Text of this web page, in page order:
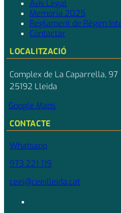
Avís Legal
Memòria 2025
Reglament de Règim
Contactar
LOCALITZACIÓ
Complex de La Caparrella, 97
25192 Lleida
Google Maps
CONTACTE
Whatsapp
973 221 119
ceei@ceeilleida.cat